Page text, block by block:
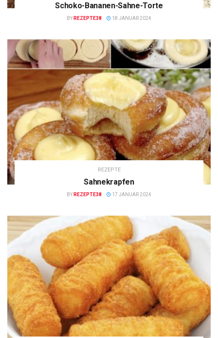
Schoko-Bananen-Sahne-Torte
BY REZEPTE38 18 JANUAR 2024
REZEPTE
Sahnekrapfen
BY REZEPTE38 17 JANUAR 2024